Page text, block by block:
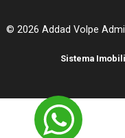
© 2026 Addad Volpe
Sistema